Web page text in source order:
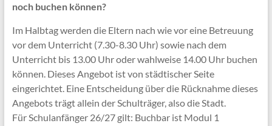
noch buchen können?
Im Halbtag werden die Eltern nach wie vor eine Betreuung
vor dem Unterricht (7.30-8.30 Uhr) sowie nach dem
Unterricht bis 13.00 Uhr oder wahlweise 14.00 Uhr buchen
können. Dieses Angebot ist von städtischer Seite
eingerichtet. Eine Entscheidung über die Rücknahme dieses
Angebots trägt allein der Schulträger, also die Stadt.
Für Schulanfänger 26/27 gilt: Buchbar ist Modul 1